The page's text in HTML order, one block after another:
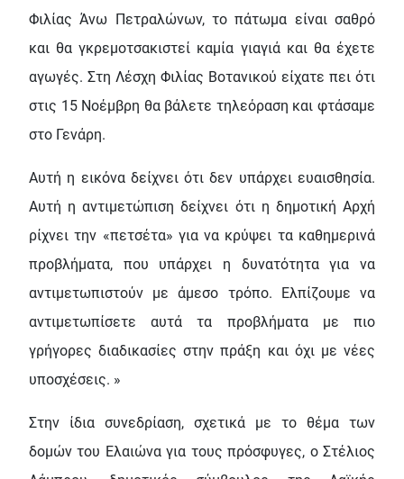
Φιλίας Άνω Πετραλώνων, το πάτωμα είναι σαθρό
και θα γκρεμοτσακιστεί καμία γιαγιά και θα έχετε
αγωγές. Στη Λέσχη Φιλίας Βοτανικού είχατε πει ότι
στις 15 Νοέμβρη θα βάλετε τηλεόραση και φτάσαμε
στο Γενάρη.
Αυτή η εικόνα δείχνει ότι δεν υπάρχει ευαισθησία.
Αυτή η αντιμετώπιση δείχνει ότι η δημοτική Αρχή
ρίχνει την «πετσέτα» για να κρύψει τα καθημερινά
προβλήματα, που υπάρχει η δυνατότητα για να
αντιμετωπιστούν με άμεσο τρόπο. Ελπίζουμε να
αντιμετωπίσετε αυτά τα προβλήματα με πιο
γρήγορες διαδικασίες στην πράξη και όχι με νέες
υποσχέσεις. »
Στην ίδια συνεδρίαση, σχετικά με το θέμα των
δομών του Ελαιώνα για τους πρόσφυγες, ο Στέλιος